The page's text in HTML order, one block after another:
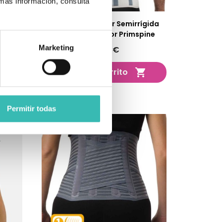
Marketing
Permitir todas
Faja Dorsolumbar Semirrígida
Con Triple Tensor Primspine
69,85 €
Añadir al carrito
